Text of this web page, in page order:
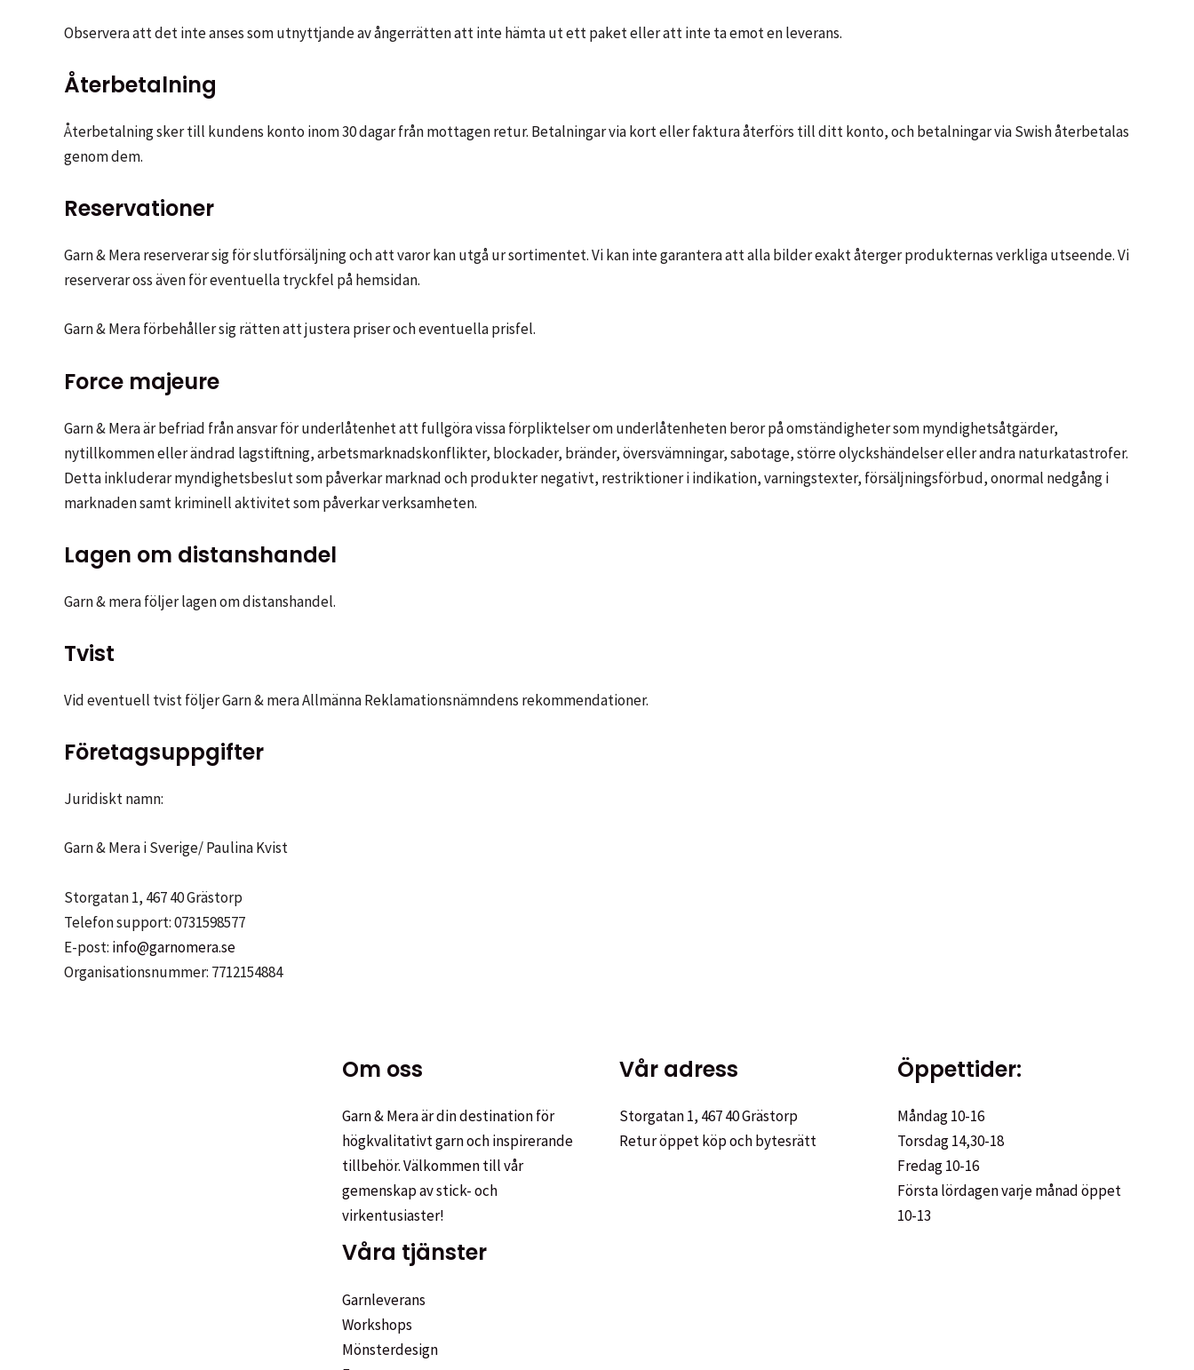
Observera att det inte anses som utnyttjande av ångerrätten att inte hämta ut ett paket eller att inte ta emot en leverans.
Återbetalning
Återbetalning sker till kundens konto inom 30 dagar från mottagen retur. Betalningar via kort eller faktura återförs till ditt konto, och betalningar via Swish återbetalas
genom dem.
Reservationer
Garn & Mera reserverar sig för slutförsäljning och att varor kan utgå ur sortimentet. Vi kan inte garantera att alla bilder exakt återger produkternas verkliga utseende. Vi
reserverar oss även för eventuella tryckfel på hemsidan.
Garn & Mera förbehåller sig rätten att justera priser och eventuella prisfel.
Force majeure
Garn & Mera är befriad från ansvar för underlåtenhet att fullgöra vissa förpliktelser om underlåtenheten beror på omständigheter som myndighetsåtgärder,
nytillkommen eller ändrad lagstiftning, arbetsmarknadskonflikter, blockader, bränder, översvämningar, sabotage, större olyckshändelser eller andra naturkatastrofer.
Detta inkluderar myndighetsbeslut som påverkar marknad och produkter negativt, restriktioner i indikation, varningstexter, försäljningsförbud, onormal nedgång i
marknaden samt kriminell aktivitet som påverkar verksamheten.
Lagen om distanshandel
Garn & mera följer lagen om distanshandel.
Tvist
Vid eventuell tvist följer Garn & mera Allmänna Reklamationsnämndens rekommendationer.
Företagsuppgifter
Juridiskt namn:
Garn & Mera i Sverige/ Paulina Kvist
Storgatan 1, 467 40 Grästorp
Telefon support: 0731598577
E-post: info@garnomera.se
Organisationsnummer: 7712154884
Om oss
Garn & Mera är din destination för
högkvalitativt garn och inspirerande
tillbehör. Välkommen till vår
gemenskap av stick- och
virkentusiaster!
Våra tjänster
Garnleverans
Workshops
Mönsterdesign
Vår adress
Storgatan 1, 467 40 Grästorp
Retur öppet köp och bytesrätt
Öppettider:
Måndag 10-16
Torsdag 14,30-18
Fredag 10-16
Första lördagen varje månad öppet
10-13